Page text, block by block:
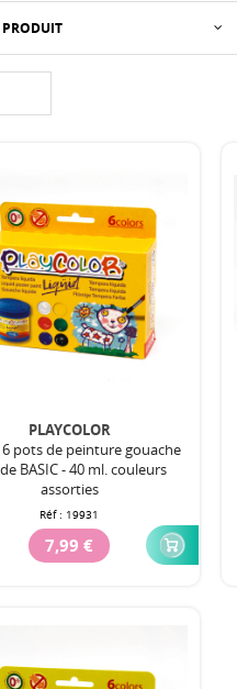
PRODUIT
PLAYCOLOR
pots de peinture gouache
BASIC - 40 ml. couleurs
assorties
Réf : 19931
7,99 €